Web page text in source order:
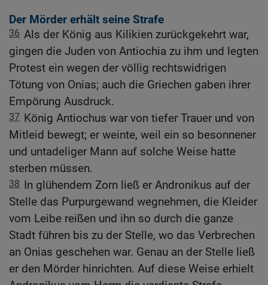
Der Mörder erhält seine Strafe
36 Als der König aus Kilikien zurückgekehrt war,
gingen die Juden von Antiochia zu ihm und legten
Protest ein wegen der völlig rechtswidrigen
Tötung von Onias; auch die Griechen gaben ihrer
Empörung Ausdruck.
37 König Antiochus war von tiefer Trauer und von
Mitleid bewegt; er weinte, weil ein so besonnener
und untadeliger Mann auf solche Weise hatte
sterben müssen.
38 In glühendem Zorn ließ er Andronikus auf der
Stelle das Purpurgewand wegnehmen, die Kleider
vom Leibe reißen und ihn so durch die ganze
Stadt führen bis zu der Stelle, wo das Verbrechen
an Onias geschehen war. Genau an der Stelle ließ
er den Mörder hinrichten. Auf diese Weise erhielt